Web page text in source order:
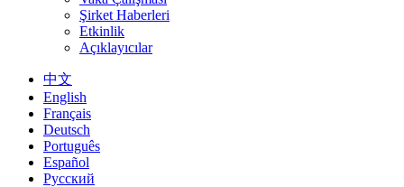
Şirket Haberleri
Etkinlik
Açıklayıcılar
中文
English
Français
Deutsch
Português
Español
Русский